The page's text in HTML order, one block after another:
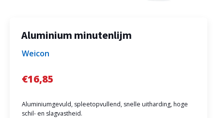
Aluminium minutenlijm
Weicon
€16,85
Aluminiumgevuld, spleetopvullend, snelle uitharding, hoge
schil- en slagvastheid.